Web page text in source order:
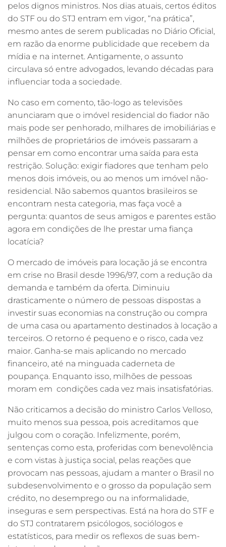
pelos dignos ministros. Nos dias atuais, certos éditos
do STF ou do STJ entram em vigor, “na prática”,
mesmo antes de serem publicadas no Diário Oficial,
em razão da enorme publicidade que recebem da
mídia e na internet. Antigamente, o assunto
circulava só entre advogados, levando décadas para
influenciar toda a sociedade.
No caso em comento, tão-logo as televisões
anunciaram que o imóvel residencial do fiador não
mais pode ser penhorado, milhares de imobiliárias e
milhões de proprietários de imóveis passaram a
pensar em como encontrar uma saída para esta
restrição. Solução: exigir fiadores que tenham pelo
menos dois imóveis, ou ao menos um imóvel não-
residencial. Não sabemos quantos brasileiros se
encontram nesta categoria, mas faça você a
pergunta: quantos de seus amigos e parentes estão
agora em condições de lhe prestar uma fiança
locatícia?
O mercado de imóveis para locação já se encontra
em crise no Brasil desde 1996/97, com a redução da
demanda e também da oferta. Diminuiu
drasticamente o número de pessoas dispostas a
investir suas economias na construção ou compra
de uma casa ou apartamento destinados à locação a
terceiros. O retorno é pequeno e o risco, cada vez
maior. Ganha-se mais aplicando no mercado
financeiro, até na minguada caderneta de
poupança. Enquanto isso, milhões de pessoas
moram em condições cada vez mais insatisfatórias.
Não criticamos a decisão do ministro Carlos Velloso,
muito menos sua pessoa, pois acreditamos que
julgou com o coração. Infelizmente, porém,
sentenças como esta, proferidas com benevolência
e com vistas à justiça social, pelas reações que
provocam nas pessoas, ajudam a manter o Brasil no
subdesenvolvimento e o grosso da população sem
crédito, no desemprego ou na informalidade,
inseguras e sem perspectivas. Está na hora do STF e
do STJ contratarem psicólogos, sociólogos e
estatísticos, para medir os reflexos de suas bem-